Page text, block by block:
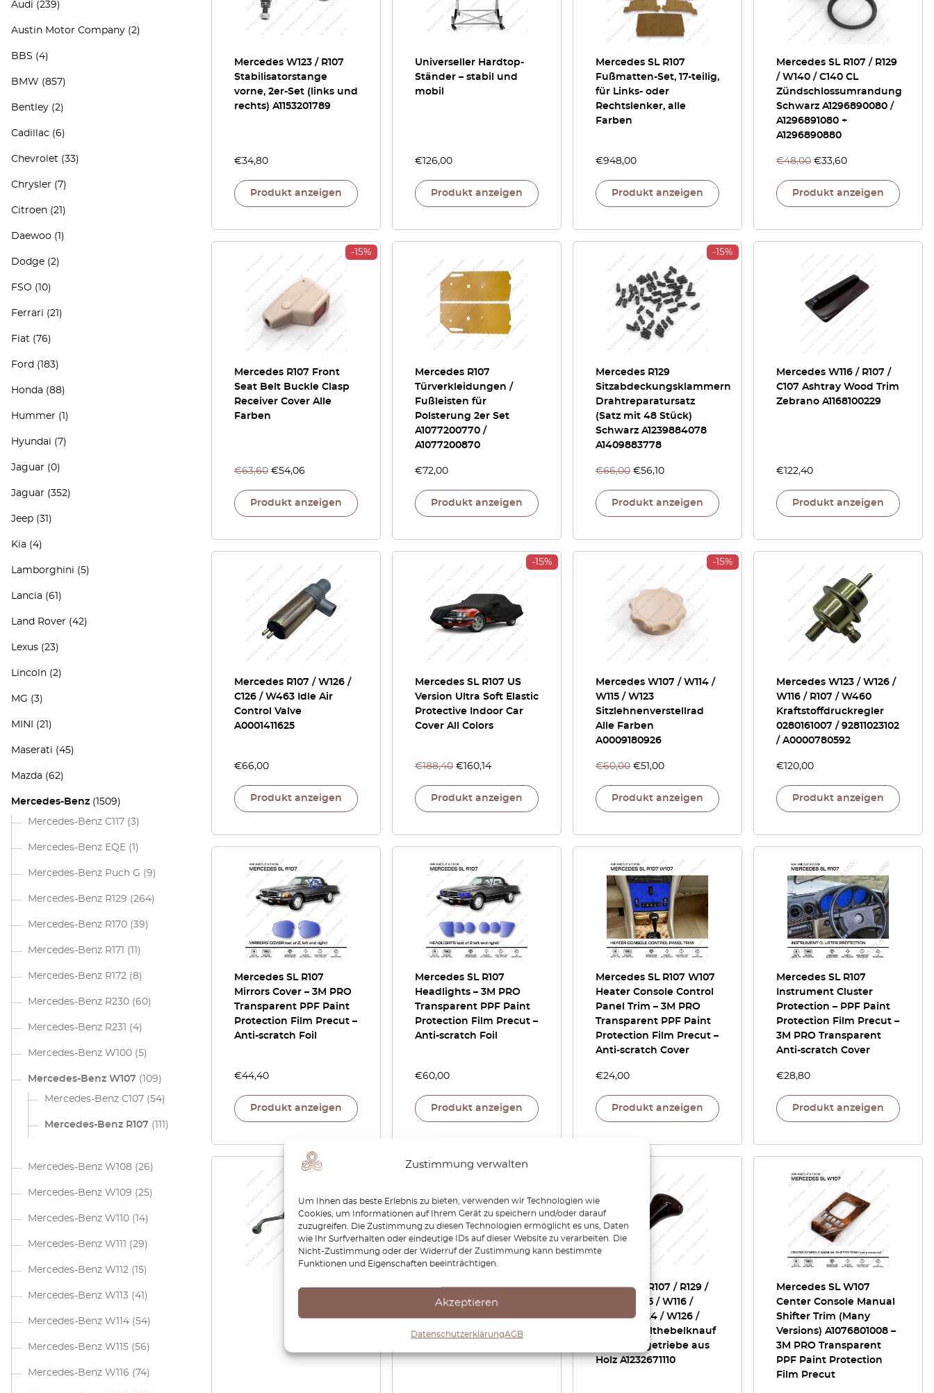
Zustimmung verwalten
Um Ihnen das beste Erlebnis zu bieten, verwenden wir Technologien wie
Cookies, um Informationen auf Ihrem Gerät zu speichern und/oder darauf
zuzugreifen. Die Zustimmung zu diesen Technologien ermöglicht es uns, Daten
wie Ihr Surfverhalten oder eindeutige IDs auf dieser Website zu verarbeiten. Die
Nicht-Zustimmung oder der Widerruf der Zustimmung kann bestimmte
Funktionen und Eigenschaften beeinträchtigen.
Akzeptieren
DatenschutzerklärungAGB
Audi (239)
Austin Motor Company (2)
BBS (4)
BMW (857)
Bentley (2)
Cadillac (6)
Chevrolet (33)
Chrysler (7)
Citroen (21)
Daewoo (1)
Dodge (2)
FSO (10)
Ferrari (21)
Fiat (76)
Ford (183)
Honda (88)
Hummer (1)
Hyundai (7)
Jaguar (0)
Jaguar (352)
Jeep (31)
Kia (4)
Lamborghini (5)
Lancia (61)
Land Rover (42)
Lexus (23)
Lincoln (2)
MG (3)
MINI (21)
Maserati (45)
Mazda (62)
Mercedes-Benz (1509)
Mercedes-Benz C117 (3)
Mercedes-Benz EQE (1)
Mercedes-Benz Puch G (9)
Mercedes-Benz R129 (264)
Mercedes-Benz R170 (39)
Mercedes-Benz R171 (11)
Mercedes-Benz R172 (8)
Mercedes-Benz R230 (60)
Mercedes-Benz R231 (4)
Mercedes-Benz W100 (5)
Mercedes-Benz W107 (109)
Mercedes-Benz C107 (54)
Mercedes-Benz R107 (111)
Mercedes-Benz W108 (26)
Mercedes-Benz W109 (25)
Mercedes-Benz W110 (14)
Mercedes-Benz W111 (29)
Mercedes-Benz W112 (15)
Mercedes-Benz W113 (41)
Mercedes-Benz W114 (54)
Mercedes-Benz W115 (56)
Mercedes-Benz W116 (74)
Mercedes W123 / R107
Stabilisatorstange
vorne, 2er-Set (links und
rechts) A1153201789
€34,80
Produkt anzeigen
Universeller Hardtop-
Ständer – stabil und
mobil
€ 126,00
Produkt anzeigen
Mercedes SL R107
Fußmatten-Set, 17-teilig,
für Links- oder
Rechtslenker, alle
Farben
€948,00
Produkt anzeigen
Mercedes SL R107 / R129
/ W140 / C140 CL
Zündschlossumrandung
Schwarz A1296890080 /
A1296891080 +
A1296890880
€48,00 €33,60
Produkt anzeigen
-15%
Mercedes R107 Front
Seat Belt Buckle Clasp
Receiver Cover Alle
Farben
€63,60 €54,06
Produkt anzeigen
Mercedes R107
Türverkleidungen /
Fußleisten für
Polsterung 2er Set
A1077200770 /
A1077200870
€72,00
Produkt anzeigen
-15%
Mercedes R129
Sitzabdeckungsklammern
Drahtreparatursatz
(Satz mit 48 Stück)
Schwarz A1239884078
A1409883778
€66,00 €56,10
Produkt anzeigen
Mercedes W116 / R107 /
C107 Ashtray Wood Trim
Zebrano A1168100229
€ 122,40
Produkt anzeigen
Mercedes R107 / W126 /
C126 / W463 Idle Air
Control Valve
A0001411625
€66,00
Produkt anzeigen
-15%
Mercedes SL R107 US
Version Ultra Soft Elastic
Protective Indoor Car
Cover All Colors
€188,40 € 160,14
Produkt anzeigen
-15%
Mercedes W107 / W114 /
W115 / W123
Sitzlehnenverstellrad
Alle Farben
A0009180926
€60,00 €51,00
Produkt anzeigen
Mercedes W123 / W126 /
W116 / R107 / W460
Kraftstoffdruckregler
0280161007 / 92811023102
/ A0000780592
€ 120,00
Produkt anzeigen
Mercedes SL R107
Mirrors Cover – 3M PRO
Transparent PPF Paint
Protection Film Precut –
Anti-scratch Foil
€44,40
Produkt anzeigen
Mercedes SL R107
Headlights – 3M PRO
Transparent PPF Paint
Protection Film Precut –
Anti-scratch Foil
€60,00
Produkt anzeigen
Mercedes SL R107 W107
Heater Console Control
Panel Trim – 3M PRO
Transparent PPF Paint
Protection Film Precut –
Anti-scratch Cover
€24,00
Produkt anzeigen
Mercedes SL R107
Instrument Cluster
Protection – PPF Paint
Protection Film Precut –
3M PRO Transparent
Anti-scratch Cover
€28,80
Produkt anzeigen
Mercedes R107 Chrom
Rosette Softtop /
Hardtop Abdeckung
A1077580141
Mercedes R107 / R129 /
W114 / W115 / W116 /
W123 / W124 / W126 /
W201 Schalthebelknauf
für Schaltgetriebe aus
Holz A1232671110
Mercedes SL W107
Center Console Manual
Shifter Trim (Many
Versions) A1076801008 –
3M PRO Transparent
PPF Paint Protection
Film Precut